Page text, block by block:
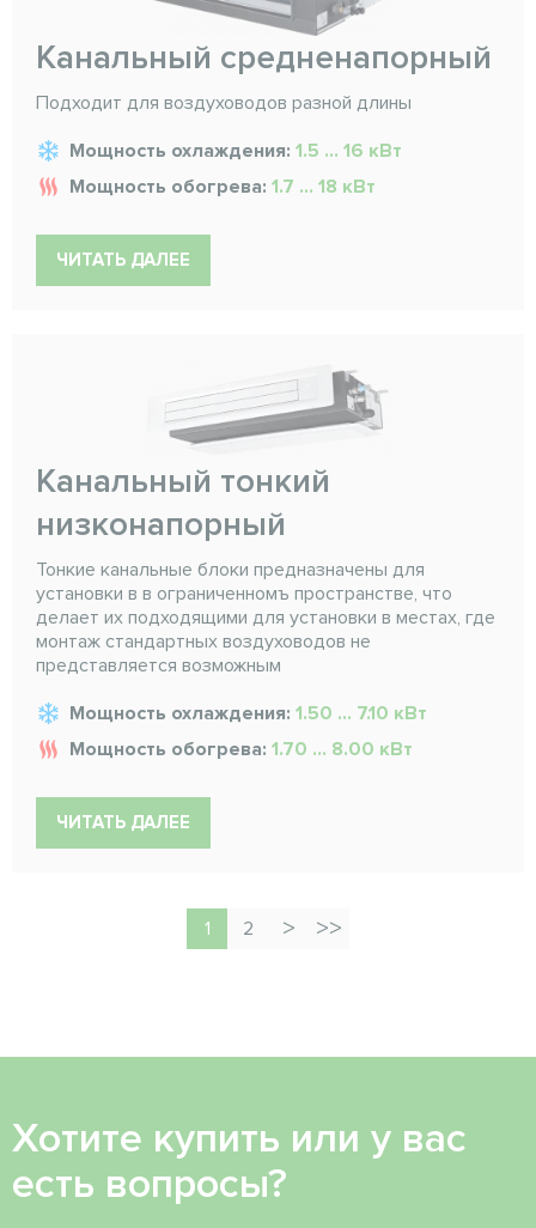
Канальный средненапорный
Подходит для воздуховодов разной длины
Мощность охлаждения: 1.5 ... 16 кВт
Мощность обогрева: 1.7 ... 18 кВт
ЧИТАТЬ ДАЛЕЕ
Канальный тонкий
низконапорный
Тонкие канальные блоки предназначены для
установки в в ограниченномъ пространстве, что
делает их подходящими для установки в местах, где
монтаж стандартных воздуховодов не
представляется возможным
Мощность охлаждения: 1.50 ... 7.10 кВт
Мощность обогрева: 1.70 ... 8.00 кВт
ЧИТАТЬ ДАЛЕЕ
1 2
Хотите купить или у вас
есть вопросы?